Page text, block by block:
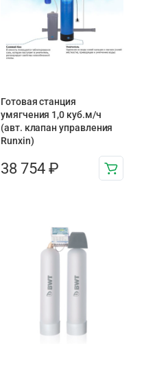
Готовая станция
умягчения 1,0 куб.м/ч
(авт. клапан управления
Runxin)
38 754 ₽